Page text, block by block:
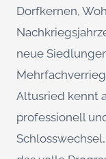
Dorfkernen,
neue
Altusried kennt
professionell